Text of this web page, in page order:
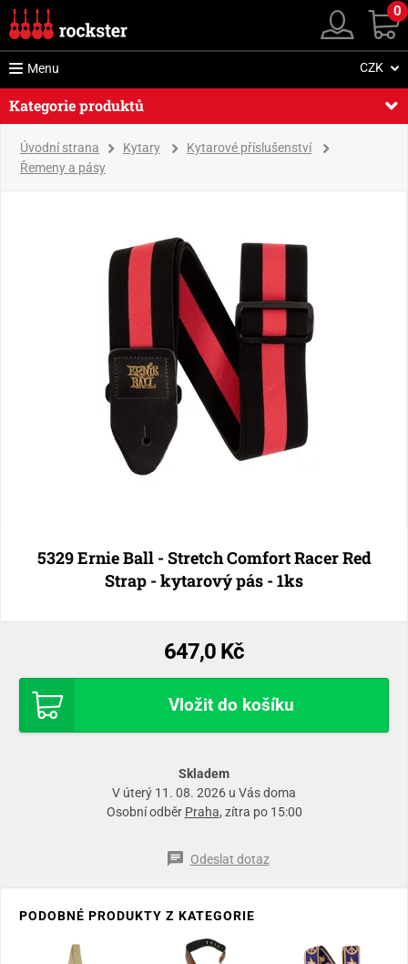
0
Menu CZK
Kategorie produktů
Úvodní strana Kytary
Kytarové příslušenství
Řemeny a pásy
5329 Ernie Ball - Stretch Comfort Racer Red
Strap - kytarový pás - 1ks
647,0 Kč
Vložit do košíku
Skladem
V úterý 11. 08. 2026 u Vás doma
Osobní odběr Praha, zítra po 15:00
Odeslat dotaz
PODOBNÉ PRODUKTY Z KATEGORIE